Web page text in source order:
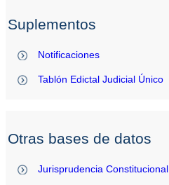
Suplementos
Notificaciones
Tablón Edictal Judicial Único
Otras bases de datos
Jurisprudencia Constitucional